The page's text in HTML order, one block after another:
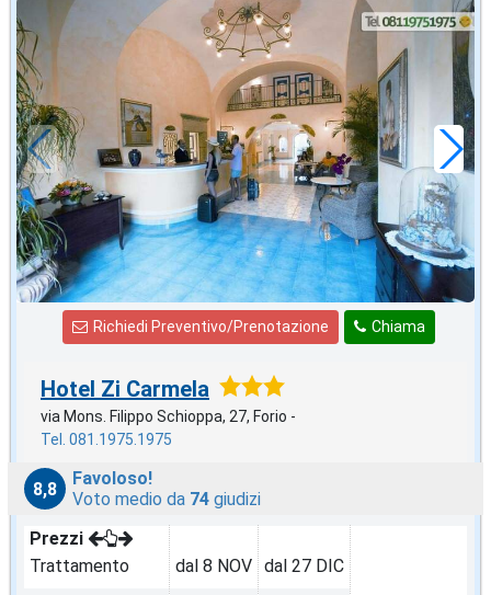
in offerta da
€ ,71
a notte
Chiama
Richiedi Preventivo/Prenotazione
Hotel Zi Carmela
via Mons. Filippo Schioppa, 27, Forio -
Tel. 081.1975.1975
8,8
Favoloso!
Voto medio da 74 giudizi
Prezzi
Trattamento
dal 8 NOV dal 27 DIC